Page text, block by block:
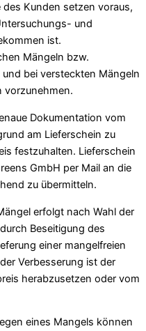
Kunden setzen voraus,
und
ist.
Mängeln bzw.
bei versteckten Mängeln
vorzunehmen.
Dokumentation vom
am Lieferschein zu
festzuhalten. Lieferschein
GmbH per Mail an die
zu übermitteln.
erfolgt nach Wahl der
Beseitigung des
einer mangelfreien
Verbesserung ist der
herabzusetzen oder vom
eines Mangels können